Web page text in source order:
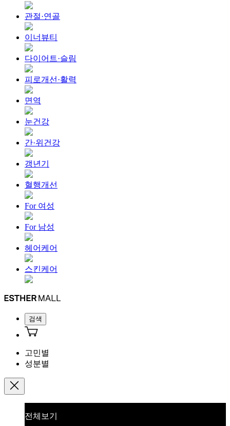
관절·연골
이너뷰티
다이어트·슬림
피로개선·활력
면역
눈건강
간·위건강
갱년기
혈행개선
For 여성
For 남성
헤어케어
스킨케어
검색
고민별
성분별
전체보기